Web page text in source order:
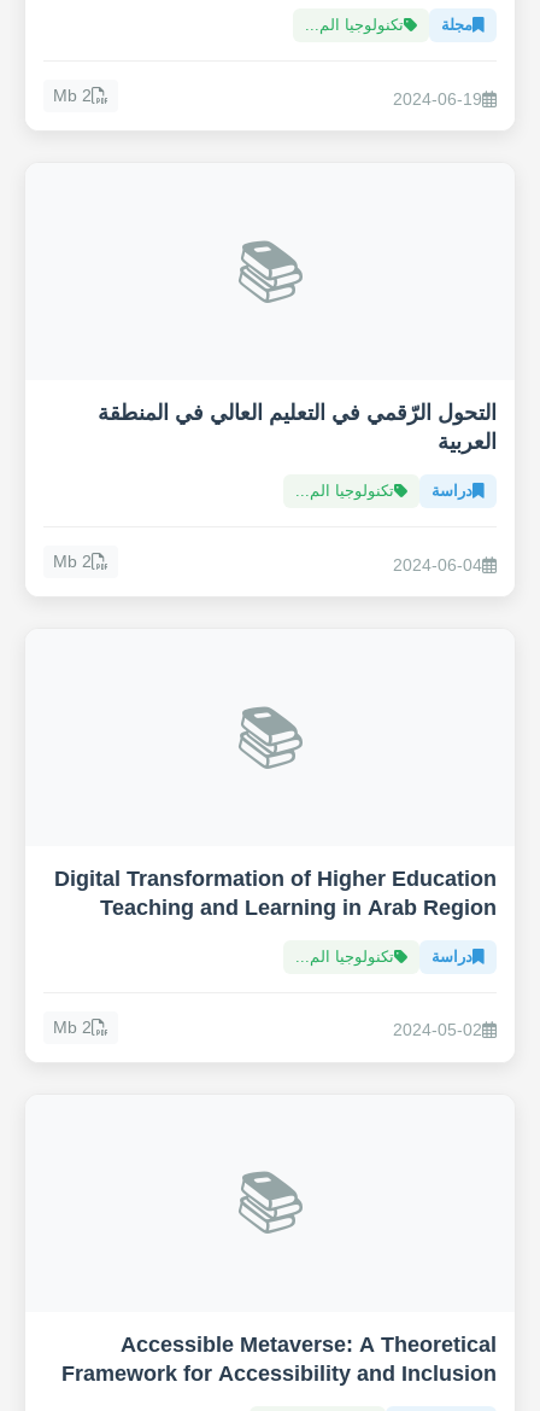
مجلة تكنولوجيا الم...
2024-06-19
2 Mb
📚
التحول الرّقمي في التعليم العالي في المنطقة
العربية
دراسة تكنولوجيا الم...
2024-06-04
2 Mb
📚
Digital Transformation of Higher Education
Teaching and Learning in Arab Region
دراسة تكنولوجيا الم...
2024-05-02
2 Mb
📚
Accessible Metaverse: A Theoretical
Framework for Accessibility and Inclusion